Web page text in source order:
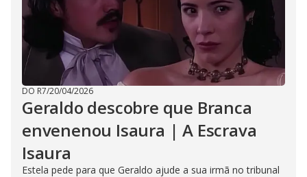
DO R7/20/04/2026
Geraldo descobre que Branca
envenenou Isaura | A Escrava
Isaura
Estela pede para que Geraldo ajude a sua irmã no tribunal